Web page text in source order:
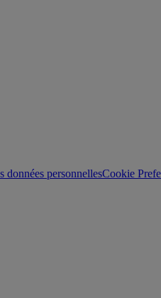
données personnellesCookie